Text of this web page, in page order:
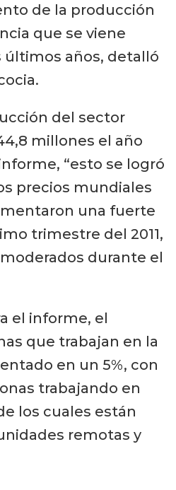
de la producción
que se viene
últimos años, detalló
del sector
millones el año
“esto se logró
precios mundiales
una fuerte
trimestre del 2011,
durante el
el informe, el
que trabajan en la
en un 5%, con
trabajando en
los cuales están
remotas y